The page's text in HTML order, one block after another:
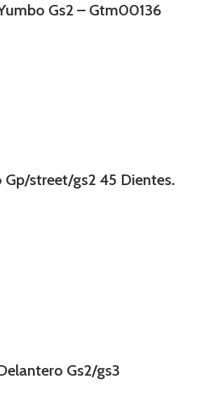
Gs2 – Gtm00136
street/gs2 45 Dientes.
Gs2/gs3